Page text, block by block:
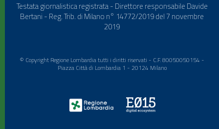
Testata giornalistica registrata - Direttore responsabile Davide
Bertani - Reg. Trib. di Milano n° 14772/2019 del 7 novembre
2019
© Copyright Regione Lombardia tutti i diritti riservati - C.F. 80050050154 -
Piazza Città di Lombardia 1 - 20124 Milano